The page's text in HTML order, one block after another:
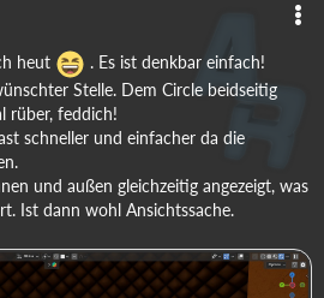
heut
. Es ist denkbar einfach!
Stelle. Dem Circle beidseitig
rüber, feddich!
schneller und einfacher da die
und außen gleichzeitig angezeigt, was
Ist dann wohl Ansichtssache.